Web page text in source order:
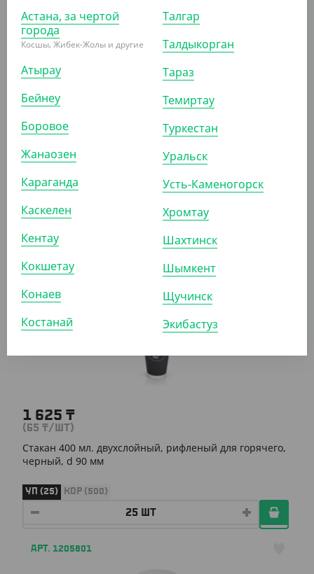
(39.20₸/ШТ)
коричневый, d 80 мм
УП (25)
АРТ. 12047046
1 625 ₸
(65 ₸/ШТ)
Стакан 400 мл. двухслойный, рифленый для горячего,
черный, d 90 мм
УП (25) КОР (500)
АРТ. 1205801
Астана, за чертой
города
Косшы, Жибек-Жолы и другие
Атырау
Бейнеу
Боровое
Жанаозен
Караганда
Каскелен
Кентау
Кокшетау
Конаев
Костанай
Талгар
Талдыкорган
Тараз
Темиртау
Туркестан
Уральск
Усть-Каменогорск
Хромтау
Шахтинск
Шымкент
Щучинск
Экибастуз